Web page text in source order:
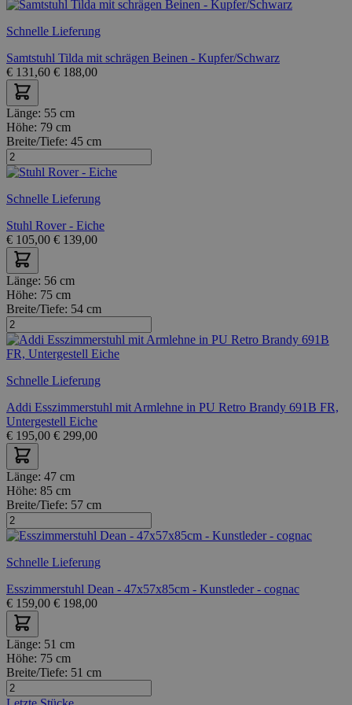
Schnelle Lieferung
Samtstuhl Tilda mit schrägen Beinen - Kupfer/Schwarz
€ 131,60 € 188,00
Länge: 55 cm
Höhe: 79 cm
Breite/Tiefe: 45 cm
Schnelle Lieferung
Stuhl Rover - Eiche
€ 105,00 € 139,00
Länge: 56 cm
Höhe: 75 cm
Breite/Tiefe: 54 cm
Schnelle Lieferung
Addi Esszimmerstuhl mit Armlehne in PU Retro Brandy 691B FR,
Untergestell Eiche
€ 195,00 € 299,00
Länge: 47 cm
Höhe: 85 cm
Breite/Tiefe: 57 cm
Schnelle Lieferung
Esszimmerstuhl Dean - 47x57x85cm - Kunstleder - cognac
€ 159,00 € 198,00
Länge: 51 cm
Höhe: 75 cm
Breite/Tiefe: 51 cm